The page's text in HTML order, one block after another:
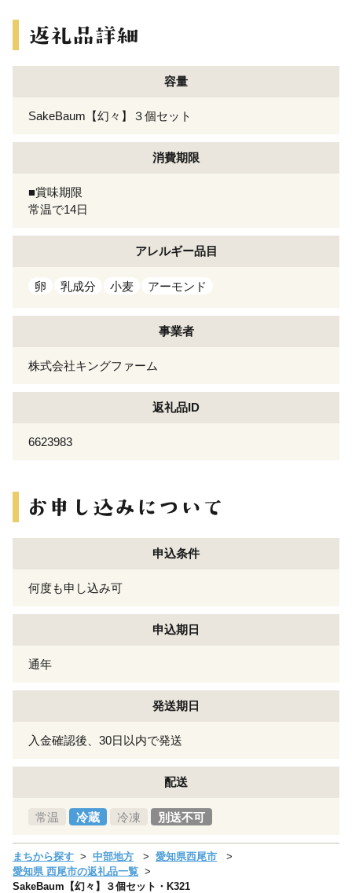
容量
SakeBaum【幻々】３個セット
消費期限
■賞味期限
常温で14日
アレルギー品目
卵 乳成分 小麦 アーモンド
事業者
株式会社キングファーム
返礼品ID
6623983
申込条件
何度も申し込み可
申込期日
通年
発送期日
入金確認後、30日以内で発送
配送
常温 冷蔵 冷凍 別送不可
まちから探す 中部地方
愛知県西尾市
愛知県 西尾市の返礼品一覧
SakeBaum【幻々】３個セット・K321